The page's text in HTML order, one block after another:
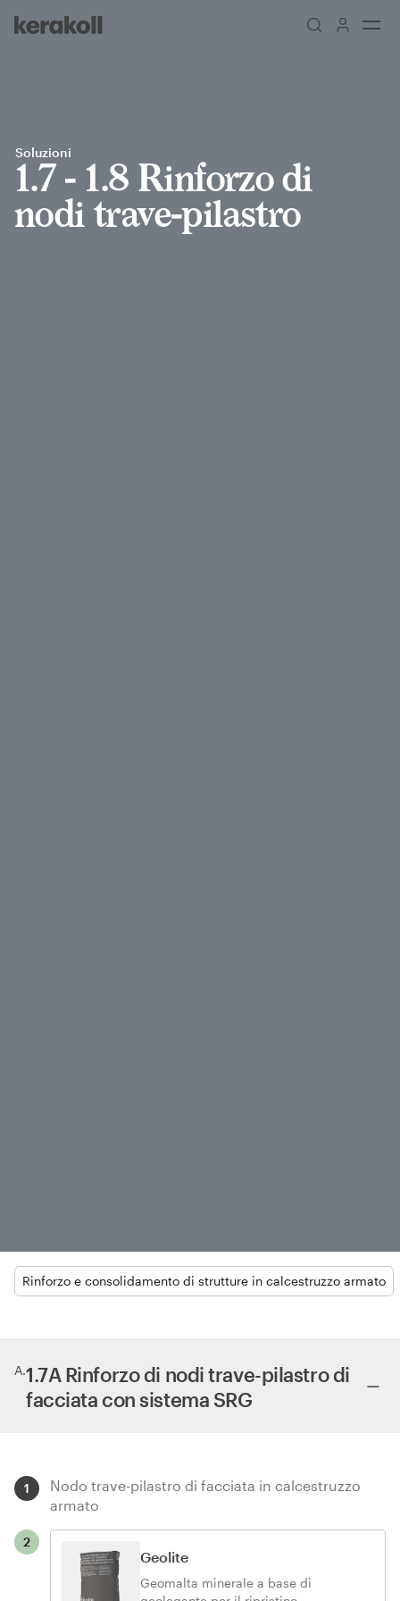
Go to Homepage
Soluzioni
1.7 - 1.8 Rinforzo di
nodi trave-pilastro
Rinforzo e consolidamento di strutture in calcestruzzo armato
A.1.7A Rinforzo di nodi trave-pilastro di
facciata con sistema SRG
1
Nodo trave-pilastro di facciata in calcestruzzo
armato
2
Geolite
Geomalta minerale a base di